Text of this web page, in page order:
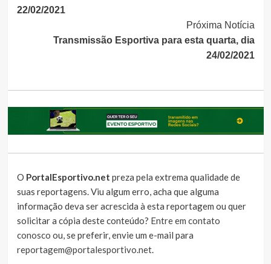
22/02/2021
Próxima Notícia
Transmissão Esportiva para esta quarta, dia
24/02/2021
O PortalEsportivo.net preza pela extrema qualidade de
suas reportagens. Viu algum erro, acha que alguma
informação deva ser acrescida à esta reportagem ou quer
solicitar a cópia deste conteúdo? Entre em contato
conosco ou, se preferir, envie um e-mail para
reportagem@portalesportivo.net.